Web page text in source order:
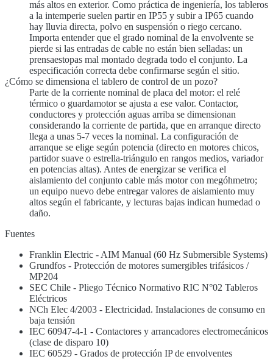
más altos en exterior. Como práctica de ingeniería, los tableros
a la intemperie suelen partir en IP55 y subir a IP65 cuando
hay lluvia directa, polvo en suspensión o riego cercano.
Importa entender que el grado nominal de la envolvente se
pierde si las entradas de cable no están bien selladas: un
prensaestopas mal montado degrada todo el conjunto. La
especificación correcta debe confirmarse según el sitio.
¿Cómo se dimensiona el tablero de control de un pozo?
Parte de la corriente nominal de placa del motor: el relé
térmico o guardamotor se ajusta a ese valor. Contactor,
conductores y protección aguas arriba se dimensionan
considerando la corriente de partida, que en arranque directo
llega a unas 5-7 veces la nominal. La configuración de
arranque se elige según potencia (directo en motores chicos,
partidor suave o estrella-triángulo en rangos medios, variador
en potencias altas). Antes de energizar se verifica el
aislamiento del conjunto cable más motor con megóhmetro;
un equipo nuevo debe entregar valores de aislamiento muy
altos según el fabricante, y lecturas bajas indican humedad o
daño.
Fuentes
Franklin Electric - AIM Manual (60 Hz Submersible Systems)
Grundfos - Protección de motores sumergibles trifásicos /
MP204
SEC Chile - Pliego Técnico Normativo RIC N°02 Tableros
Eléctricos
NCh Elec 4/2003 - Electricidad. Instalaciones de consumo en
baja tensión
IEC 60947-4-1 - Contactores y arrancadores electromecánicos
(clase de disparo 10)
IEC 60529 - Grados de protección IP de envolventes